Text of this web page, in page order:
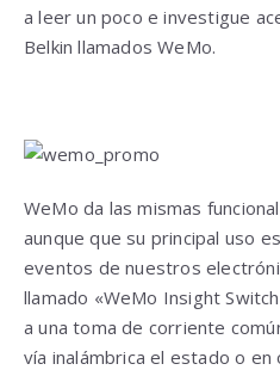
a leer un poco e investigue
Belkin llamados WeMo.
WeMo da las mismas
aunque que su principal uso
eventos de nuestros
llamado «WeMo Insight
a una toma de corriente
vía inalámbrica el estado o